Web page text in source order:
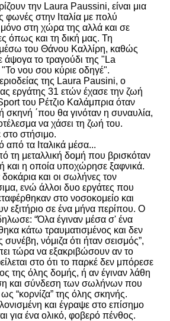
την Laura Paussini, είναι μια
φωνές στην Ιταλία με πολύ
μόνο στη χώρα της αλλά και σε
όπως και τη δική μας. Τη
του Θάνου Καλλίρη, καθώς
άψογα το τραγούδι της "La
νου σου κύριε οδηγέ".
της Laura Pausini, ο
εργάτης 31 ετών έχασε την ζωή
του Ρέτζιο Καλάμπρια όταν
σκηνή ΄που θα γινόταν η συναυλία,
να χάσει τη ζωή του.
στήσιμο.
τα Ιταλικά μέσα...
τη μεταλλική δομή που βρισκόταν
η οποία υποχώρησε ξαφνικά.
δοκάρια και οι σωλήνες τον
ενώ άλλοι δυο εργάτες που
στο νοσοκομείο και
εξιτήριο σε ένα μήνα περίπου. Ο
“Όλα έγιναν μέσα σ' ένα
κάτω τραυματισμένος και δεν
νόμιζα ότι ήταν σεισμός”,
τώρα να εξακριβώσουν αν το
στο ότι το παρκέ δεν μπόρεσε
της όλης δομής, ή αν έγιναν λάθη
και σύνδεση των σωλήνων που
“κορνίζα” της όλης σκηνής.
και έγραψε στο επίσημο
για ένα ολικό, φοβερό πένθος.